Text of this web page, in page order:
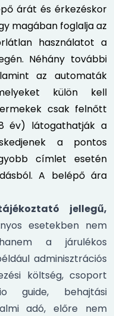
árát és érkezéskor
magában foglalja az
használatot a
Néhány további
az automaták
külön kell
csak felnőtt
év) látogathatják a
a pontos
címlet esetén
A belépő ára
jellegű,
esetekben nem
a járulékos
adminisztrációs
költség, csoport
guide, behajtási
adó, előre nem